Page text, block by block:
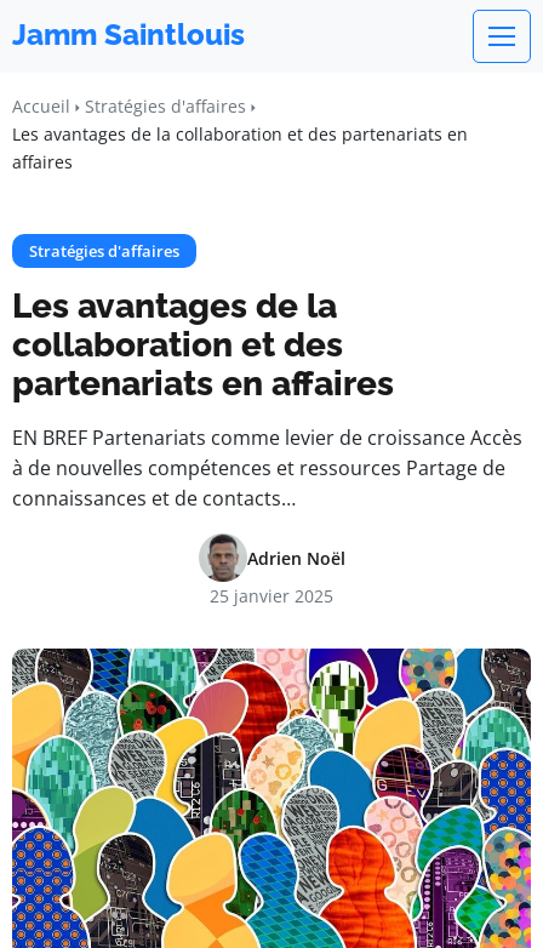
Jamm Saintlouis
Accueil
Stratégies d'affaires
Les avantages de la collaboration et des partenariats en
affaires
Stratégies d'affaires
Les avantages de la
collaboration et des
partenariats en affaires
EN BREF Partenariats comme levier de croissance Accès
à de nouvelles compétences et ressources Partage de
connaissances et de contacts…
Adrien Noël
25 janvier 2025